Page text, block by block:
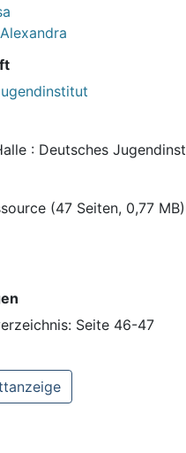
: Deutsches
(47 Seiten, 0,77 MB)
Seite 46-47